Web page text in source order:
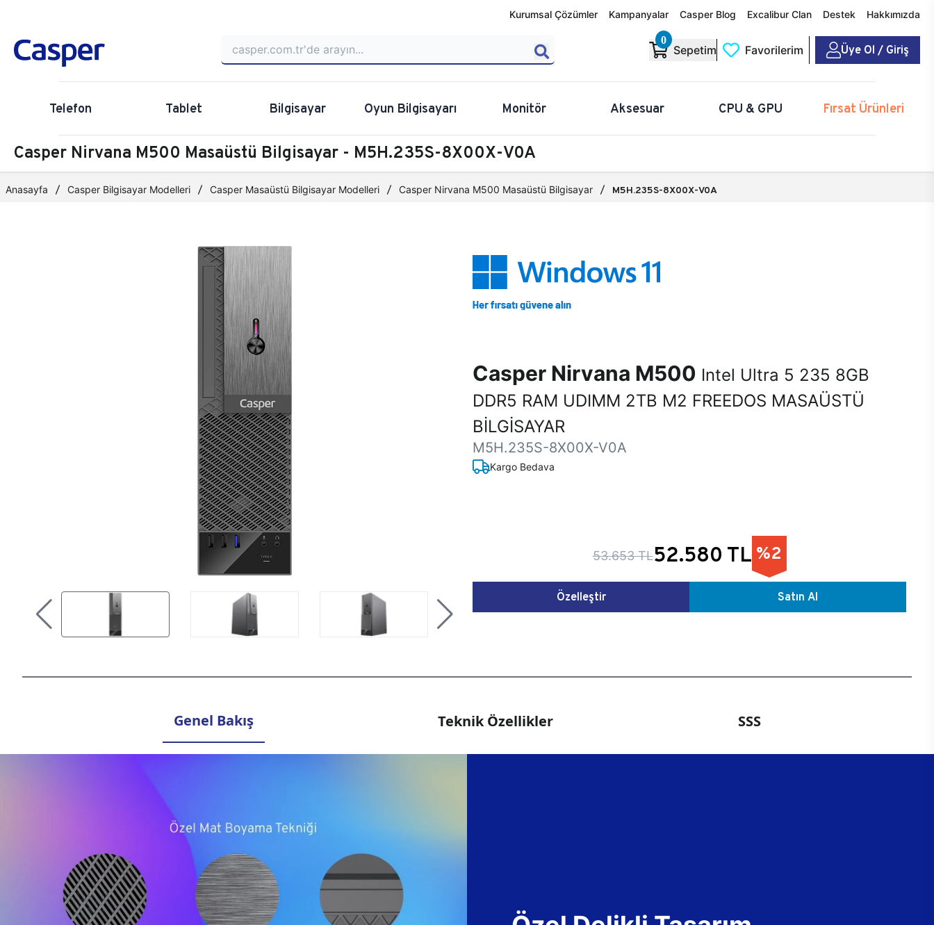
Kurumsal Çözümler Kampanyalar Casper Blog Excalibur Clan Destek Hakkımızda
0
Sepetim Favorilerim Üye Ol / Giriş
Telefon Tablet Bilgisayar Oyun Bilgisayarı Monitör Aksesuar CPU & GPU Fırsat Ürünleri
Casper Nirvana M500 Masaüstü Bilgisayar - M5H.235S-8X00X-V0A
Anasayfa Casper Bilgisayar Modelleri Casper Masaüstü Bilgisayar Modelleri Casper Nirvana M500 Masaüstü Bilgisayar M5H.235S-8X00X-V0A
Casper Nirvana M500 Intel Ultra 5 235 8GB
DDR5 RAM UDIMM 2TB M2 FREEDOS MASAÜSTÜ
BİLGİSAYAR
M5H.235S-8X00X-V0A
Kargo Bedava
53.653 TL52.580 TL %2
Özelleştir Satın Al
Genel Bakış Teknik Özellikler SSS